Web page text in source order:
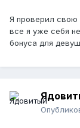
Я проверил свою
все я уже себя
бонуса для